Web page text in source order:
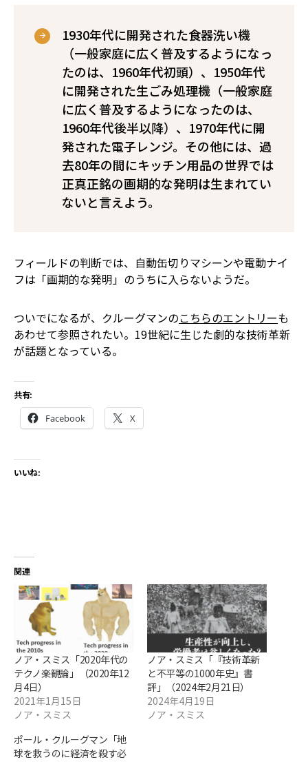
1930年代に開発された食器洗い機
（一般家庭に広く普及するようになっ
たのは、1960年代初頭）、1950年代
に開発された生ごみ処理機（一般家庭
に広く普及するようになったのは、
1960年代後半以降）、1970年代に開
発された電子レンジ。その他には、過
去80年の間にキッチン用品の世界では
正真正銘の画期的な発明は生まれてい
ないと言えよう。
フィールドの判断では、自動缶切りマシーンや電動ナイ
フは「画期的な発明」のうちに入らないようだ。
ついでになるが、クルーグマンのこちらのエントリーも
あわせて参照されたい。19世紀に生じた劇的な技術革新
が話題となっている。
共有:
Facebook X
いいね:
関連
ノア・スミス「2020年代の
テクノ楽観論」（2020年12
月4日）
2021年1月15日
ノア・スミス
ノア・スミス「『技術革新
と不平等の1000年史』書
評」（2024年2月21日）
2024年4月19日
ノア・スミス
ポール・クルーグマン「地
球を救うのに経済を殺す必